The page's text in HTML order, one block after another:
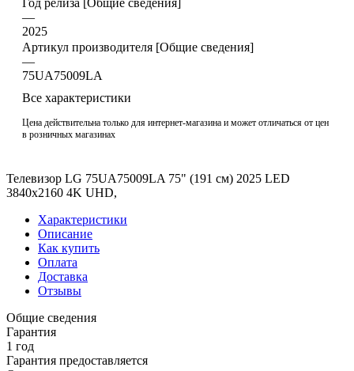
—
2025
Артикул производителя [Общие сведения]
—
75UA75009LA
Все характеристики
Цена действительна только для интернет-магазина и может отличаться от цен
в розничных магазинах
Телевизор LG 75UA75009LA 75" (191 см) 2025 LED
3840x2160 4K UHD,
Характеристики
Описание
Как купить
Оплата
Доставка
Отзывы
Общие сведения
Гарантия
1 год
Гарантия предоставляется